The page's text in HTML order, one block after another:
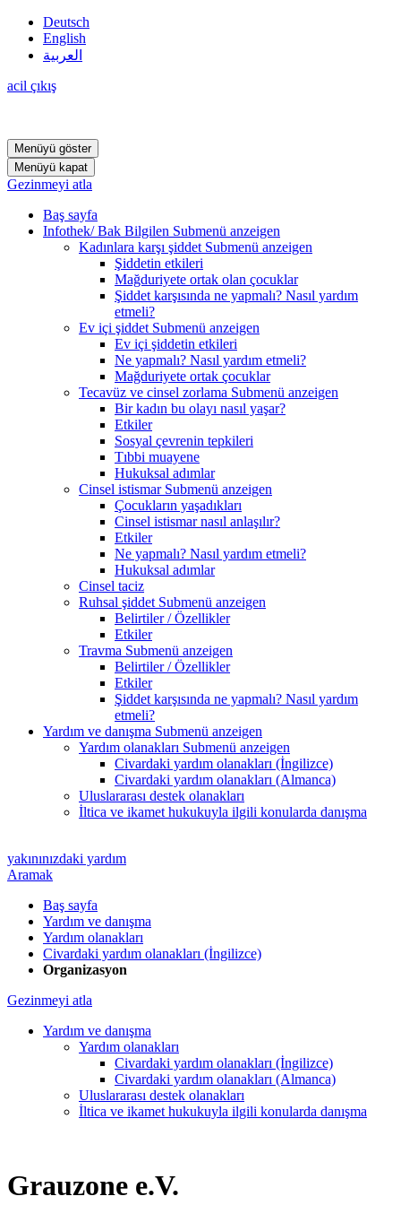
Deutsch
English
العربية
acil çıkış
Menüyü göster
Menüyü kapat
Gezinmeyi atla
Baş sayfa
Infothek/ Bak Bilgilen Submenü anzeigen
Kadınlara karşı şiddet Submenü anzeigen
Şiddetin etkileri
Mağduriyete ortak olan çocuklar
Şiddet karşısında ne yapmalı? Nasıl yardım
etmeli?
Ev içi şiddet Submenü anzeigen
Ev içi şiddetin etkileri
Ne yapmalı? Nasıl yardım etmeli?
Mağduriyete ortak çocuklar
Tecavüz ve cinsel zorlama Submenü anzeigen
Bir kadın bu olayı nasıl yaşar?
Etkiler
Sosyal çevrenin tepkileri
Tıbbi muayene
Hukuksal adımlar
Cinsel istismar Submenü anzeigen
Çocukların yaşadıkları
Cinsel istismar nasıl anlaşılır?
Etkiler
Ne yapmalı? Nasıl yardım etmeli?
Hukuksal adımlar
Cinsel taciz
Ruhsal şiddet Submenü anzeigen
Belirtiler / Özellikler
Etkiler
Travma Submenü anzeigen
Belirtiler / Özellikler
Etkiler
Şiddet karşısında ne yapmalı? Nasıl yardım
etmeli?
Yardım ve danışma Submenü anzeigen
Yardım olanakları Submenü anzeigen
Civardaki yardım olanakları (İngilizce)
Civardaki yardım olanakları (Almanca)
Uluslararası destek olanakları
İltica ve ikamet hukukuyla ilgili konularda danışma
yakınınızdaki yardım
Aramak
Baş sayfa
Yardım ve danışma
Yardım olanakları
Civardaki yardım olanakları (İngilizce)
Organizasyon
Gezinmeyi atla
Yardım ve danışma
Yardım olanakları
Civardaki yardım olanakları (İngilizce)
Civardaki yardım olanakları (Almanca)
Uluslararası destek olanakları
İltica ve ikamet hukukuyla ilgili konularda danışma
Grauzone e.V.